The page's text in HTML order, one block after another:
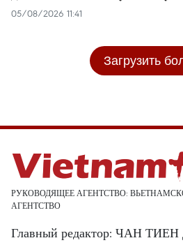
05/08/2026 11:41
Загрузить
РУКОВОДЯЩЕЕ АГЕНТСТВО:
АГЕНТСТВО
Главный редактор: ЧАН